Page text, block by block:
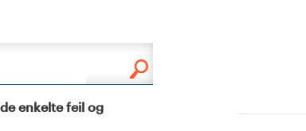
enkelte feil og